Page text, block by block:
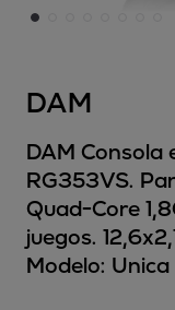
DAM
DAM
RG353VS.
Quad-Core
juegos.
Modelo: Unica